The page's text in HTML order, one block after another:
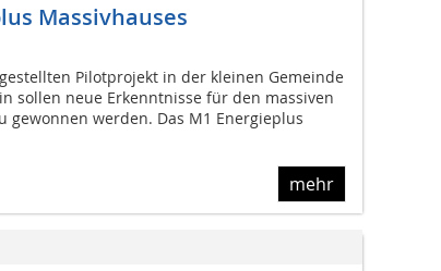
Massivhauses
Pilotprojekt in der kleinen Gemeinde
sollen neue Erkenntnisse für den massiven
gewonnen werden. Das M1 Energieplus
mehr